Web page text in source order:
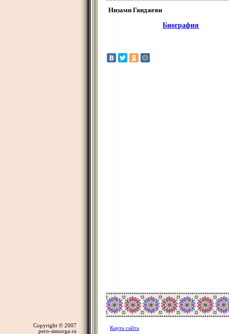
Низами Гянджеви
Биография
Copyright © 2007
pero-simurga.ru
Карта сайта